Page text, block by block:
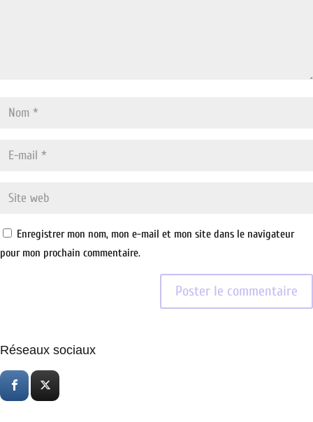
Enregistrer mon nom, mon e-mail et mon site dans le navigateur
pour mon prochain commentaire.
Réseaux sociaux